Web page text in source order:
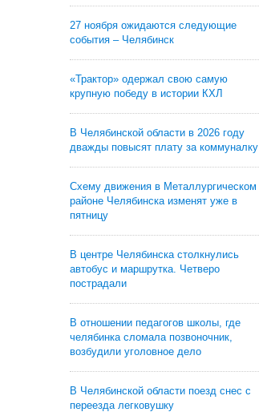
27 ноября ожидаются следующие
события – Челябинск
«Трактор» одержал свою самую
крупную победу в истории КХЛ
В Челябинской области в 2026 году
дважды повысят плату за коммуналку
Схему движения в Металлургическом
районе Челябинска изменят уже в
пятницу
В центре Челябинска столкнулись
автобус и маршрутка. Четверо
пострадали
В отношении педагогов школы, где
челябинка сломала позвоночник,
возбудили уголовное дело
В Челябинской области поезд снес с
переезда легковушку